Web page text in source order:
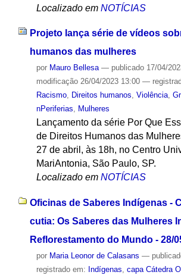
Localizado em NOTÍCIAS
Projeto lança série de vídeos
humanos das mulheres
por Mauro Bellesa — publicado17/04/
modificação26/04/2023 13:00 —
Racismo, Direitos humanos, Violência,
nPeriferias, Mulheres
Lançamento da série Por Que
de Direitos Humanos das
27 de abril, às 18h, no Centro
MariAntonia, São Paulo, SP.
Localizado em NOTÍCIAS
Oficinas de Saberes Indígenas -
cutia: Os Saberes das Mulheres
Reflorestamento do Mundo - 28/
por Maria Leonor de Calasans —
registrado em: Indígenas, capa Cátedra